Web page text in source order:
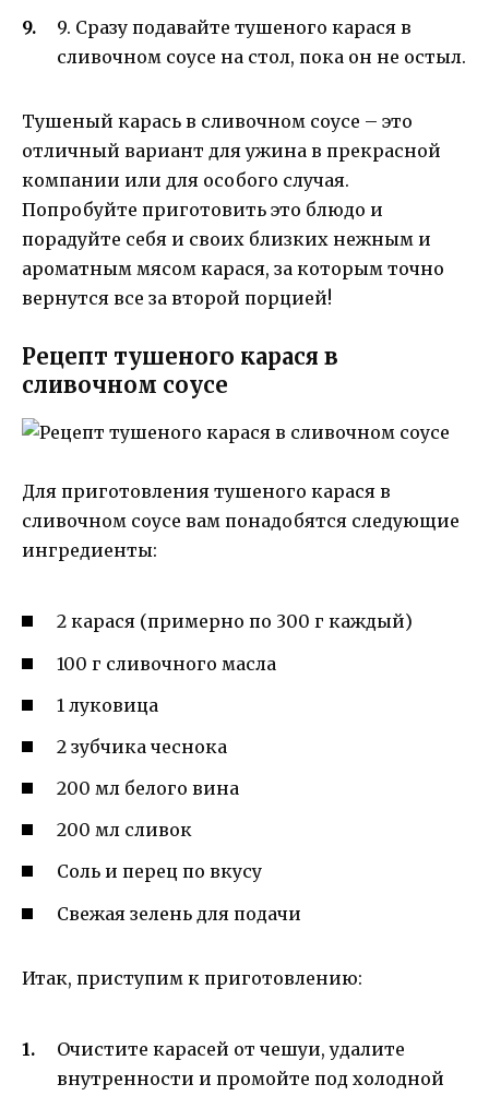
9. Сразу подавайте тушеного карася в
сливочном соусе на стол, пока он не остыл.
Тушеный карась в сливочном соусе – это
отличный вариант для ужина в прекрасной
компании или для особого случая.
Попробуйте приготовить это блюдо и
порадуйте себя и своих близких нежным и
ароматным мясом карася, за которым точно
вернутся все за второй порцией!
Рецепт тушеного карася в
сливочном соусе
Для приготовления тушеного карася в
сливочном соусе вам понадобятся следующие
ингредиенты:
2 карася (примерно по 300 г каждый)
100 г сливочного масла
1 луковица
2 зубчика чеснока
200 мл белого вина
200 мл сливок
Соль и перец по вкусу
Свежая зелень для подачи
Итак, приступим к приготовлению:
Очистите карасей от чешуи, удалите
внутренности и промойте под холодной